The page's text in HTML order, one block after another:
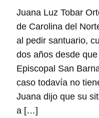
Juana Luz Tobar
de Carolina del
al pedir santuario,
dos años desde
Episcopal San
caso todavía no
Juana dijo que su
a […]